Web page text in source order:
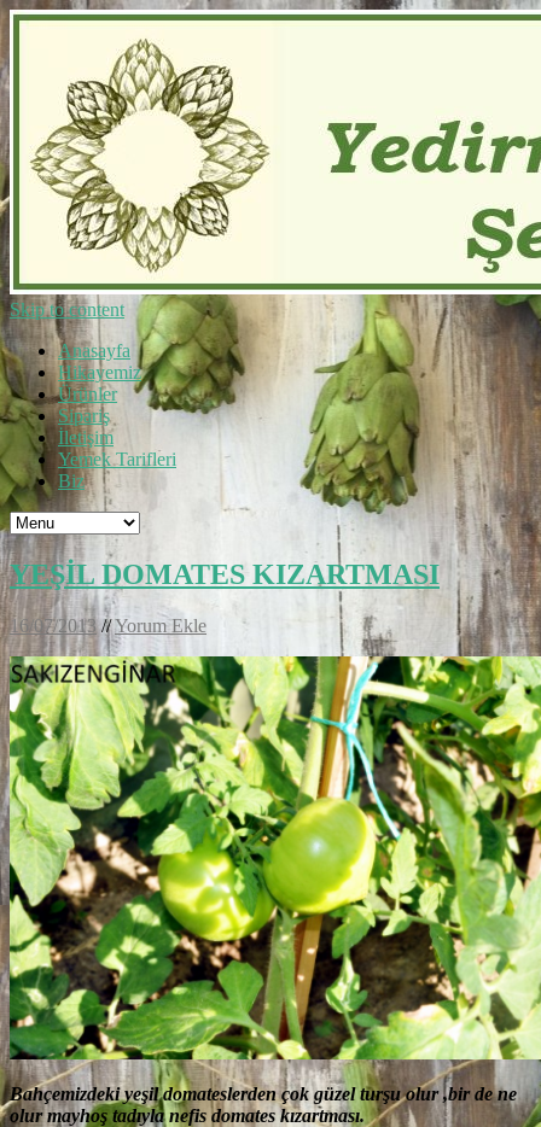
Skip to content
Anasayfa
Hikayemiz
Ürünler
Sipariş
İletişim
Yemek Tarifleri
Biz
YEŞİL DOMATES KIZARTMASI
16/07/2013//Yorum Ekle
Bahçemizdeki yeşil domateslerden çok güzel turşu olur ,bir de ne
olur mayhoş tadıyla nefis domates kızartması.